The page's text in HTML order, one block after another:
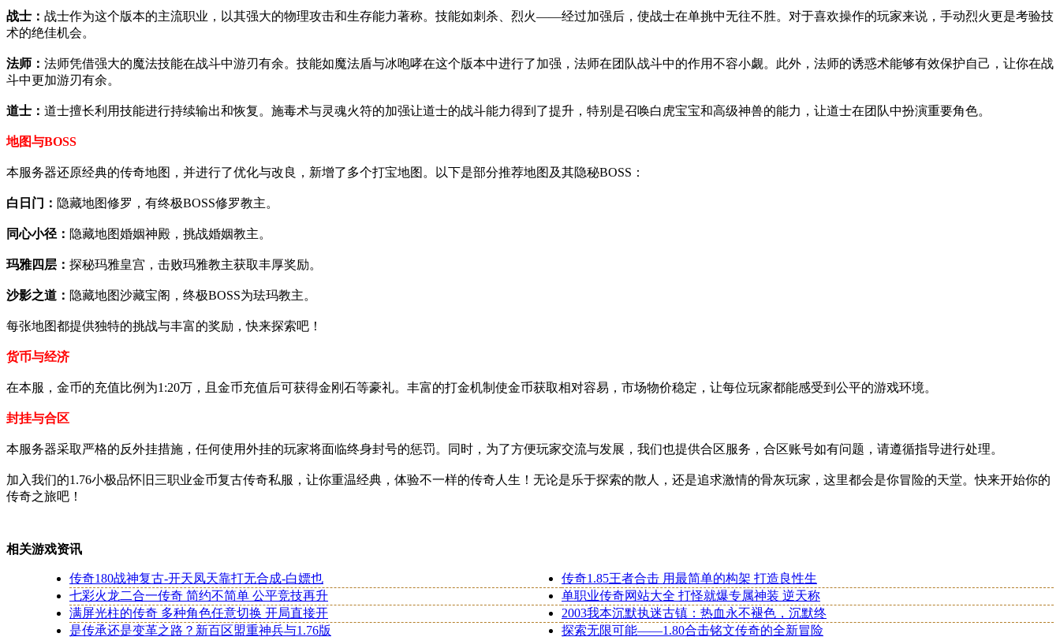
战士： 战士作为这个版本的主流职业，以其强大的物理攻击和生存能力著称。技能如刺杀、烈火——经过加强后，使战士在单挑中无往不胜。对于喜欢操作的玩家来说，手动烈火更是考验技
术的绝佳机会。
法师： 法师凭借强大的魔法技能在战斗中游刃有余。技能如魔法盾与冰咆哮在这个版本中进行了加强，法师在团队战斗中的作用不容小觑。此外，法师的诱惑术能够有效保护自己，让你在战
斗中更加游刃有余。
道士： 道士擅长利用技能进行持续输出和恢复。施毒术与灵魂火符的加强让道士的战斗能力得到了提升，特别是召唤白虎宝宝和高级神兽的能力，让道士在团队中扮演重要角色。
地图与BOSS
本服务器还原经典的传奇地图，并进行了优化与改良，新增了多个打宝地图。以下是部分推荐地图及其隐秘BOSS：
白日门： 隐藏地图修罗，有终极BOSS修罗教主。
同心小径： 隐藏地图婚姻神殿，挑战婚姻教主。
玛雅四层： 探秘玛雅皇宫，击败玛雅教主获取丰厚奖励。
沙影之道： 隐藏地图沙藏宝阁，终极BOSS为珐玛教主。
每张地图都提供独特的挑战与丰富的奖励，快来探索吧！
货币与经济
在本服，金币的充值比例为1:20万，且金币充值后可获得金刚石等豪礼。丰富的打金机制使金币获取相对容易，市场物价稳定，让每位玩家都能感受到公平的游戏环境。
封挂与合区
本服务器采取严格的反外挂措施，任何使用外挂的玩家将面临终身封号的惩罚。同时，为了方便玩家交流与发展，我们也提供合区服务，合区账号如有问题，请遵循指导进行处理。
加入我们的1.76小极品怀旧三职业金币复古传奇私服，让你重温经典，体验不一样的传奇人生！无论是乐于探索的散人，还是追求激情的骨灰玩家，这里都会是你冒险的天堂。快来开始你的
传奇之旅吧！
相关游戏资讯
传奇180战神复古-开天凤天靠打无合成-白嫖也
传奇1.85王者合击 用最简单的构架 打造良性生
七彩火龙二合一传奇 简约不简单 公平竞技再升
单职业传奇网站大全 打怪就爆专属神装 逆天称
满屏光柱的传奇 多种角色任意切换 开局直接开
2003我本沉默执迷古镇：热血永不褪色，沉默终
是传承还是变革之路？新百区盟重神兵与1.76版
探索无限可能——1.80合击铭文传奇的全新冒险